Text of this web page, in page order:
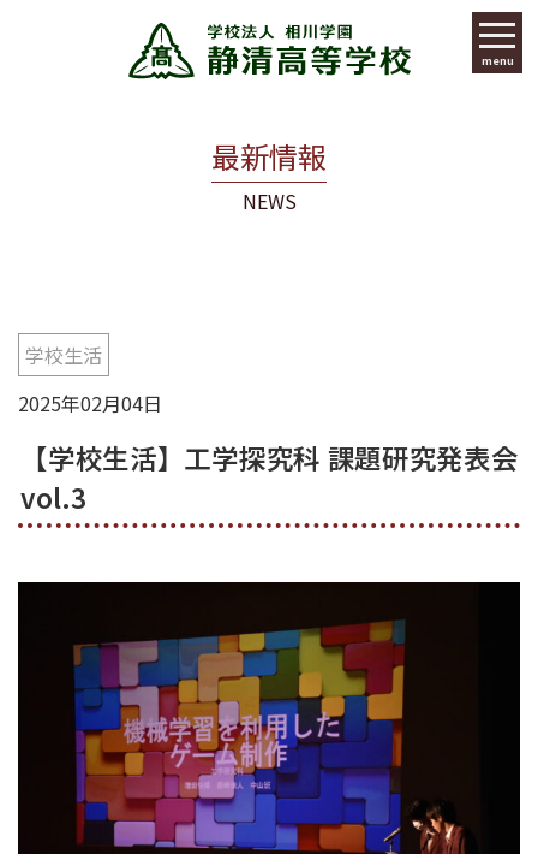
menu
最新情報
NEWS
学校生活
2025年02月04日
【学校生活】工学探究科 課題研究発表会
vol.3